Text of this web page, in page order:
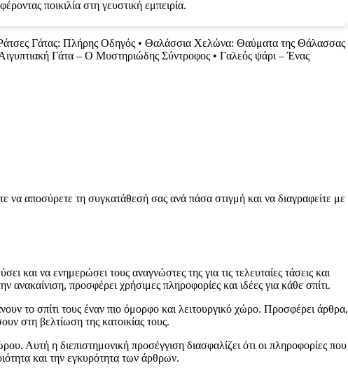
ποικιλία στη γευστική εμπειρία.
Γάτας: Πλήρης Οδηγός • Θαλάσσια Χελώνα: Θαύματα της Θάλασσας
Γάτα – Ο Μυστηριώδης Σύντροφος • Γαλεός ψάρι – Ένας
να αποσύρετε τη συγκατάθεσή σας ανά πάσα στιγμή και να διαγραφείτε με
και να ενημερώσει τους αναγνώστες της για τις τελευταίες τάσεις και
προσφέρει χρήσιμες πληροφορίες και ιδέες για κάθε σπίτι.
το σπίτι τους έναν πιο όμορφο και λειτουργικό χώρο. Προσφέρει άρθρα,
στη βελτίωση της κατοικίας τους.
Αυτή η διεπιστημονική προσέγγιση διασφαλίζει ότι οι πληροφορίες που
και την εγκυρότητα των άρθρων.